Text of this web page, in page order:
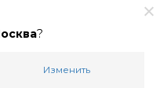
?
Изменить